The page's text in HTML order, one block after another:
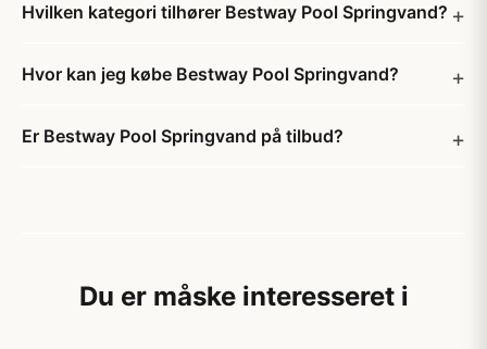
Hvilken kategori tilhører Bestway Pool Springvand?
Hvor kan jeg købe Bestway Pool Springvand?
Er Bestway Pool Springvand på tilbud?
Du er måske interesseret i